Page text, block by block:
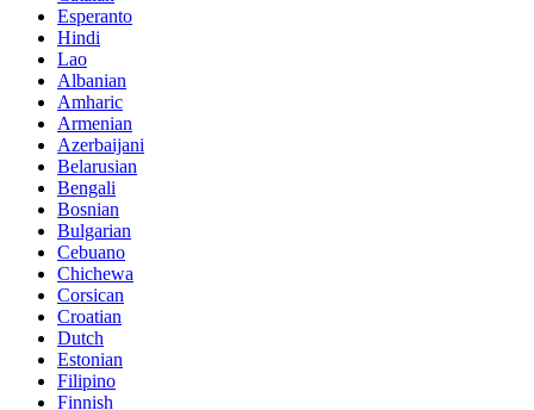
Esperanto
Hindi
Lao
Albanian
Amharic
Armenian
Azerbaijani
Belarusian
Bengali
Bosnian
Bulgarian
Cebuano
Chichewa
Corsican
Croatian
Dutch
Estonian
Filipino
Finnish